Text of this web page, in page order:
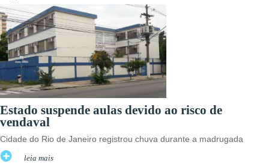
Estado suspende aulas devido ao risco de
vendaval
Cidade do Rio de Janeiro registrou chuva durante a madrugada
leia mais